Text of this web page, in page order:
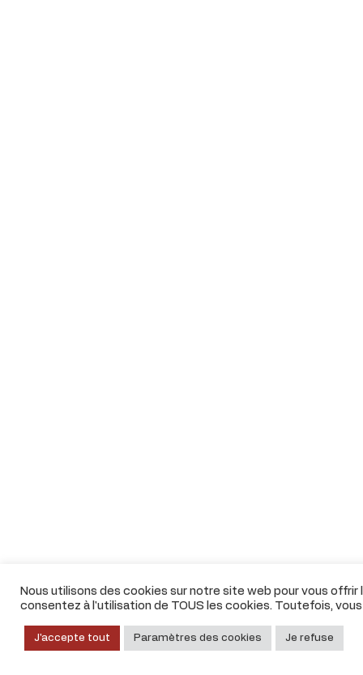
Nous utilisons des cookies sur notre site web pour vous
consentez à l'utilisation de TOUS les cookies. Toutefois,
J'accepte tout Paramètres des cookies Je refuse